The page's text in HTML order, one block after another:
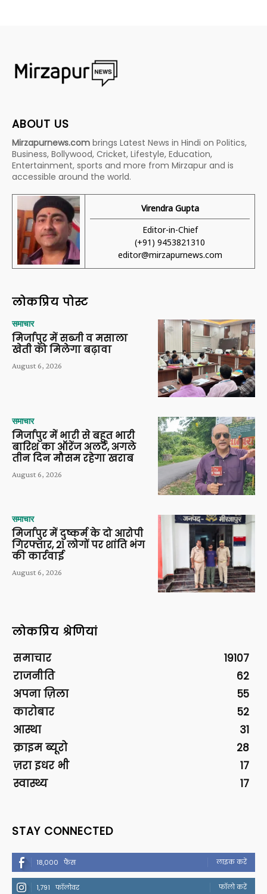
ABOUT US
Mirzapurnews.com brings Latest News in Hindi on Politics,
Business, Bollywood, Cricket, Lifestyle, Education,
Entertainment, sports and more from Mirzapur and is
accessible around the world.
Virendra Gupta
Editor-in-Chief
(+91) 9453821310
editor@mirzapurnews.com
लोकप्रिय पोस्ट
समाचार
मिर्जापुर में सब्जी व मसाला
खेती को मिलेगा बढ़ावा
August 6, 2026
समाचार
मिर्जापुर में भारी से बहुत भारी
बारिश का ऑरेंज अलर्ट, अगले
तीन दिन मौसम रहेगा खराब
August 6, 2026
समाचार
मिर्जापुर में दुष्कर्म के दो आरोपी
गिरफ्तार, 21 लोगों पर शांति भंग
की कार्रवाई
August 6, 2026
लोकप्रिय श्रेणियां
समाचार
19107
राजनीति
62
अपना ज़िला
55
कारोबार
52
आस्था
31
क्राइम ब्यूरो
28
ज़रा इधर भी
17
स्वास्थ्य
17
STAY CONNECTED
18,000 फैंस लाइक करें
1,791 फॉलोवर फॉलो करें